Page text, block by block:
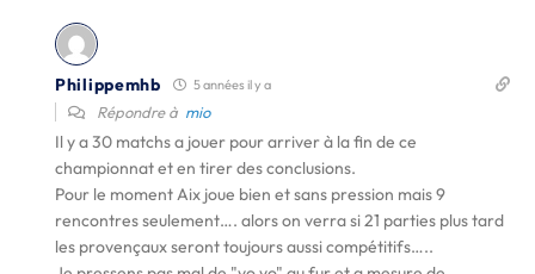
Philippemhb 5 années il y a
Répondre à mio
Il y a 30 matchs a jouer pour arriver à la fin de ce
championnat et en tirer des conclusions.
Pour le moment Aix joue bien et sans pression mais 9
rencontres seulement…. alors on verra si 21 parties plus tard
les provençaux seront toujours aussi compétitifs…..